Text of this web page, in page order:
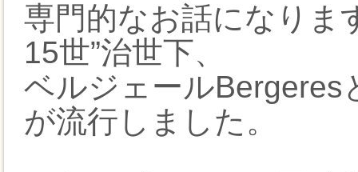
専門的なお話になりま
15世”治世下、
ベルジェールBergeres
が流行しました。